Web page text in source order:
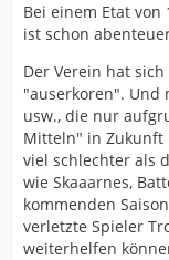
Bei einem Etat von
ist schon
Der Verein hat
"auserkoren". Und
usw., die nur
Mitteln" in Zukunft
viel schlechter als
wie Skaaarnes,
kommenden
verletzte Spieler
weiterhelfen